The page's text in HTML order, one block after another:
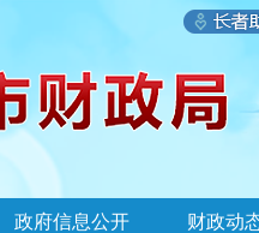
政府信息公开 财政动